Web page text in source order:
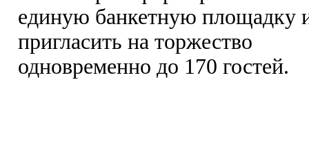
единую банкетную площадку
пригласить на торжество
одновременно до 170 гостей.